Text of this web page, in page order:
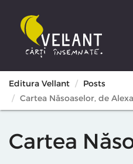
Editura Vellant
Posts
Cartea Năsoaselor, de
Cartea